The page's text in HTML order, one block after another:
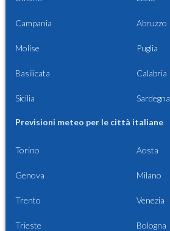
Campania Abruzzo
Molise Puglia
Basilicata Calabria
Sicilia Sardegna
Previsioni meteo per le città italiane
Torino Aosta
Genova Milano
Trento Venezia
Trieste Bologna